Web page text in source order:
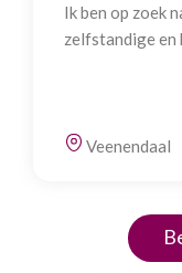
Ik ben op zoek
zelfstandige
Veenendaal